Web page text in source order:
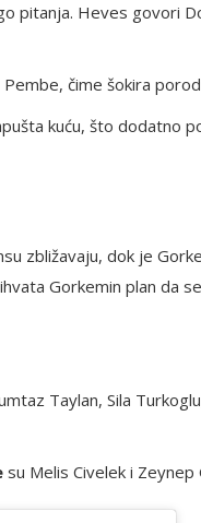
pitanja. Heves govori
čime šokira
kuću, što dodatno
zbližavaju, dok je
Gorkemin plan da
Taylan, Sila
su Melis Civelek i